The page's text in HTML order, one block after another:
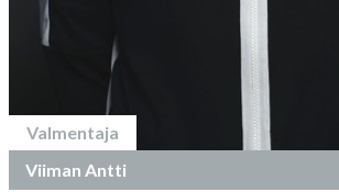
Valmentaja
Viiman Antti